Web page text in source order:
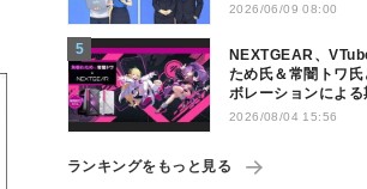
2026/06/09 08:00
NEXTGEAR、
ため氏＆常闇トワ氏
ボレーションによる
モデル
2026/08/04 15:56
ランキングをもっと見る